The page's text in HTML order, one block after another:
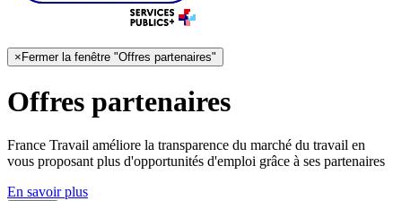
×Fermer la fenêtre "Offres partenaires"
Offres partenaires
France Travail améliore la transparence du marché du travail en
vous proposant plus d'opportunités d'emploi grâce à ses partenaires
En savoir plus